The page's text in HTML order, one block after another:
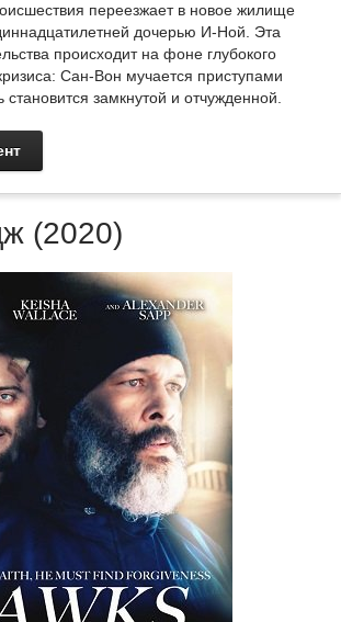
переезжает в новое жилище
дочерью И-Ной. Эта
происходит на фоне глубокого
Сан-Вон мучается приступами
становится замкнутой и отчужденной.
(2020)